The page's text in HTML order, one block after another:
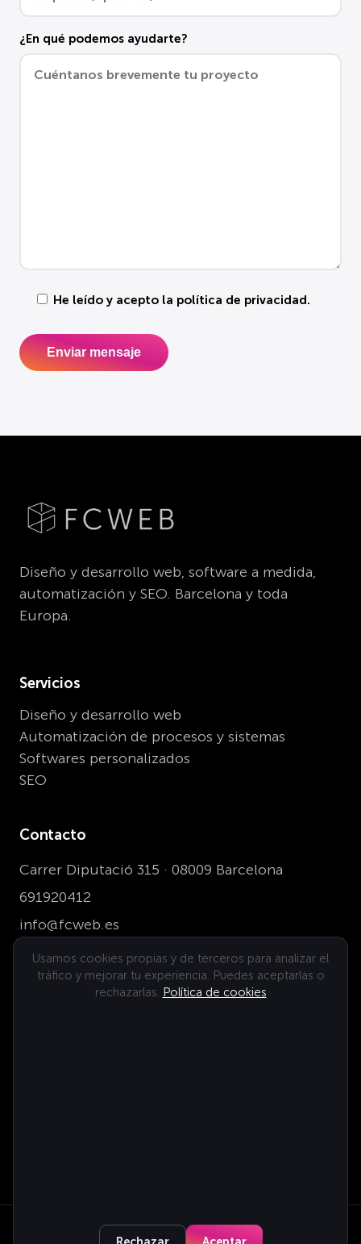
¿En qué podemos ayudarte?
He leído y acepto la política de privacidad.
Diseño y desarrollo web, software a medida,
automatización y SEO. Barcelona y toda
Europa.
Servicios
Diseño y desarrollo web
Automatización de procesos y sistemas
Softwares personalizados
SEO
Contacto
Carrer Diputació 315 · 08009 Barcelona
691920412
info@fcweb.es
Dónde estamos
© 2026 FCweb. Todos los derechos reservados.
Usamos cookies propias y de terceros para analizar el
tráfico y mejorar tu experiencia. Puedes aceptarlas o
rechazarlas. Política de cookies